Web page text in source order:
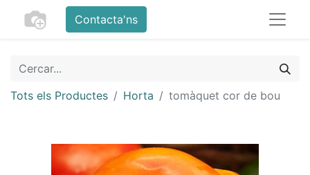
Contacta'ns
Tots els Productes Horta tomàquet cor de bou